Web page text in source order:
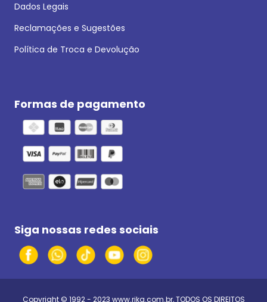
Dados Legais
Reclamações e Sugestões
Política de Troca e Devolução
Formas de pagamento
Siga nossas redes sociais
Copyright © 1992 - 2023 www.rika.com.br, TODOS OS DIREITOS